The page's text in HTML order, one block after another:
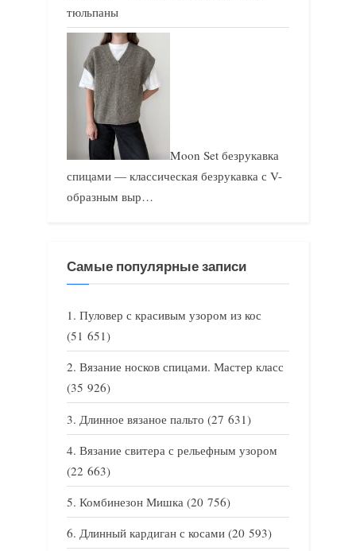
тюльпаны
Moon Set безрукавка
спицами — классическая безрукавка с V-
образным выр…
Самые популярные записи
Пуловер с красивым узором из кос
(51 651)
Вязание носков спицами. Мастер класс
(35 926)
Длинное вязаное пальто (27 631)
Вязание свитера с рельефным узором
(22 663)
Комбинезон Мишка (20 756)
Длинный кардиган с косами (20 593)